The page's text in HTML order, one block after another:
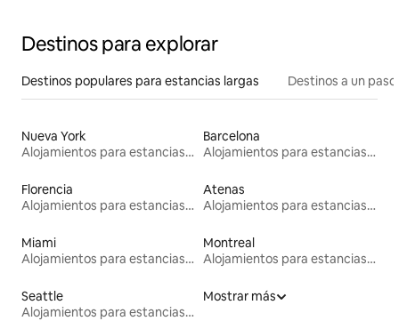
Destinos para explorar
Destinos populares para estancias largas Destinos a un
Nueva York
Alojamientos para estancias largas
Barcelona
Alojamientos para estancias largas
Florencia
Alojamientos para estancias largas
Atenas
Alojamientos para estancias largas
Miami
Alojamientos para estancias largas
Montreal
Alojamientos para estancias largas
Seattle
Alojamientos para estancias largas
Mostrar más